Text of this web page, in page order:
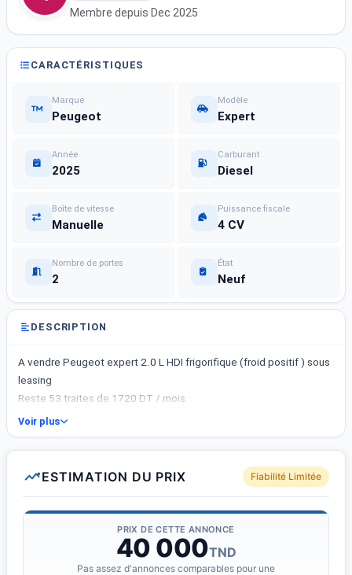
Membre depuis Dec 2025
CARACTÉRISTIQUES
Marque
Peugeot
Modèle
Expert
Année
2025
Carburant
Diesel
Boîte de vitesse
Manuelle
Puissance fiscale
4 CV
Nombre de portes
2
État
Neuf
DESCRIPTION
A vendre Peugeot expert 2.0 L HDI frigorifique (froid positif ) sous
leasing
Reste 53 traites de 1720 DT / mois
Voir plus
ESTIMATION DU PRIX Fiabilité Limitée
PRIX DE CETTE ANNONCE
40 000TND
Pas assez d'annonces comparables pour une